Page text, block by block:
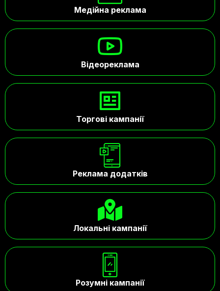
Медійна реклама
Відеореклама
Торгові кампанії
Реклама додатків
Локальні кампанії
Розумні кампанії